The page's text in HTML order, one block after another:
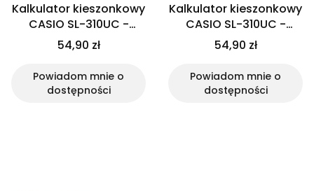
Kalkulator kieszonkowy
CASIO SL-310UC -
fioletowy
54,90 zł
Powiadom mnie o
dostępności
Kalkulator kieszonkowy
CASIO SL-310UC -
jasnoniebieski
54,90 zł
Powiadom mnie o
dostępności